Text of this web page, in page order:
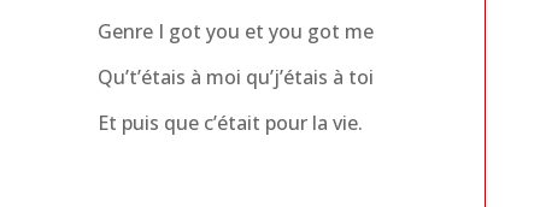
Genre I got you et you got me
Qu’t’étais à moi qu’j’étais à toi
Et puis que c’était pour la vie.